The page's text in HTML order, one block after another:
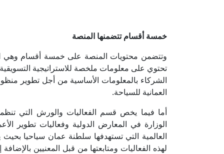
خمسة أقسام تتضمنها المنصة
وتتضمن محتويات المنصة على خمسة أقسام وهي
تحتوي على معلومات ملخصة للاستراتيجية
الشركاء بالمعلومات الأساسية من أجل تطوير
العمانية للسياحة.
أما فيما يخص قسم الفعاليات والورش التي
الوزارة في المعارض الدولية وفعاليات تطوير
العالمية التي تستهدفها سلطنة عمان سياحيا
لهذه الفعاليات ومتابعتها من قبل المعنيين